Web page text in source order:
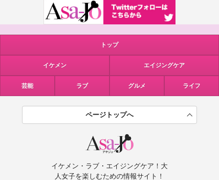
トップ
イケメン エイジングケア
芸能 ラブ グルメ ライフ
ページトップへ
イケメン・ラブ・エイジングケア！大
人女子を楽しむための情報サイト！